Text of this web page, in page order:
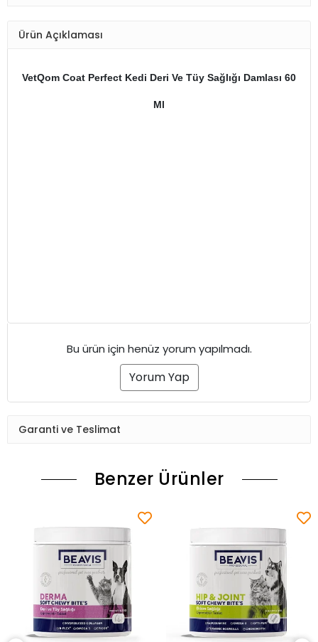
Ürün Açıklaması
VetQom Coat Perfect Kedi Deri Ve Tüy Sağlığı Damlası 60
Ml
Bu ürün için henüz yorum yapılmadı.
Yorum Yap
Garanti ve Teslimat
Benzer Ürünler